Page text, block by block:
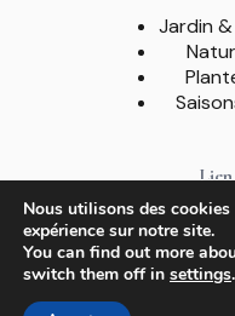
Jardin
Nous utilisons des
expérience sur notre site.
You can find out more
switch them off in settings.